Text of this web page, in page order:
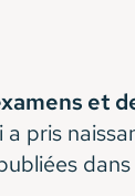
et
pris